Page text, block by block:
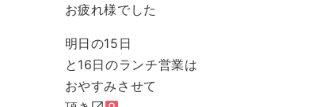
お疲れ様でした️
明日の15日
と16日のランチ営業は
おやすみさせて